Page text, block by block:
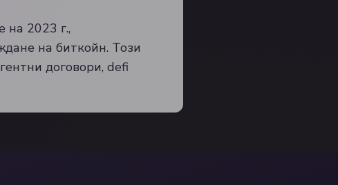
на 2023 г.,
на биткойн. Този
договори, defi